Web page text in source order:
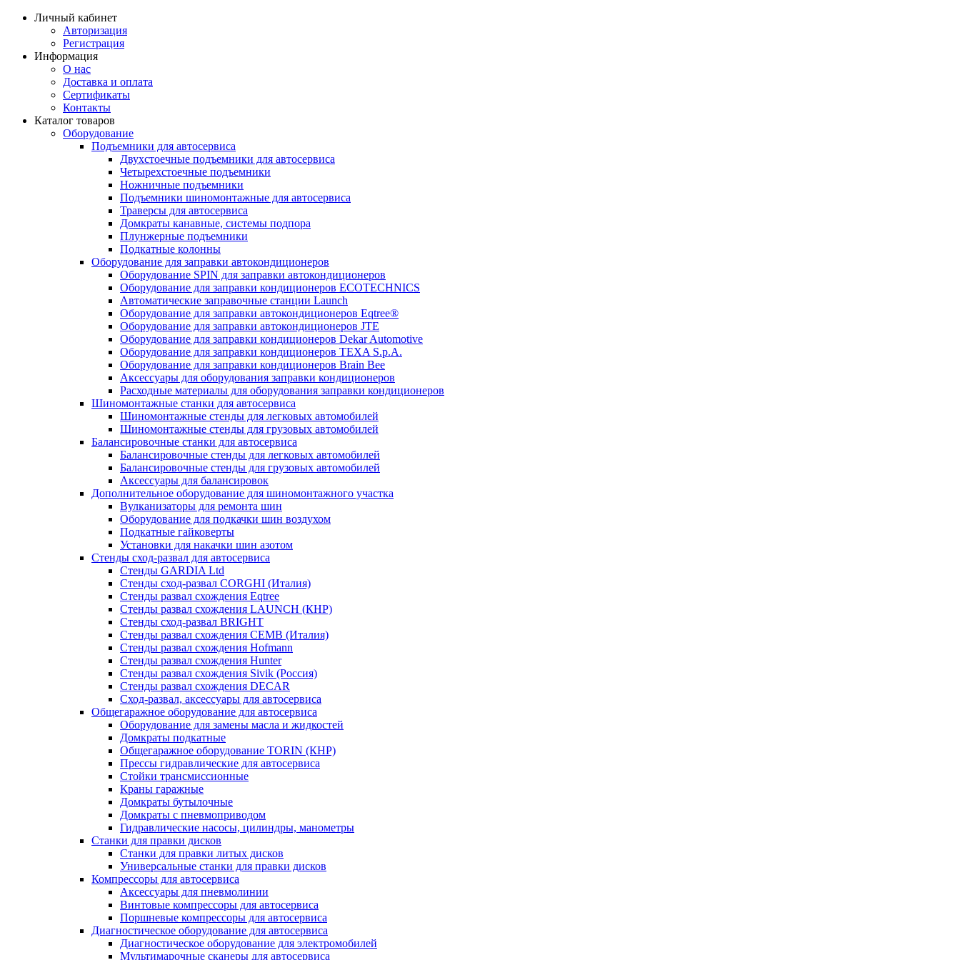
Личный кабинет
Авторизация
Регистрация
Информация
О нас
Доставка и оплата
Сертификаты
Контакты
Каталог товаров
Оборудование
Подъемники для автосервиса
Двухстоечные подъемники для автосервиса
Четырехстоечные подъемники
Ножничные подъемники
Подъемники шиномонтажные для автосервиса
Траверсы для автосервиса
Домкраты канавные, системы подпора
Плунжерные подъемники
Подкатные колонны
Оборудование для заправки автокондиционеров
Оборудование SPIN для заправки автокондиционеров
Оборудование для заправки кондиционеров ECOTECHNICS
Автоматические заправочные станции Launch
Оборудование для заправки автокондиционеров Eqtree®
Оборудование для заправки автокондиционеров JTE
Оборудование для заправки кондиционеров Dekar Automotive
Оборудование для заправки кондиционеров TEXA S.p.A.
Оборудование для заправки кондиционеров Brain Bee
Аксессуары для оборудования заправки кондиционеров
Расходные материалы для оборудования заправки кондиционеров
Шиномонтажные станки для автосервиса
Шиномонтажные стенды для легковых автомобилей
Шиномонтажные стенды для грузовых автомобилей
Балансировочные станки для автосервиса
Балансировочные стенды для легковых автомобилей
Балансировочные стенды для грузовых автомобилей
Аксессуары для балансировок
Дополнительное оборудование для шиномонтажного участка
Вулканизаторы для ремонта шин
Оборудование для подкачки шин воздухом
Подкатные гайковерты
Установки для накачки шин азотом
Стенды сход-развал для автосервиса
Стенды GARDIA Ltd
Стенды сход-развал CORGHI (Италия)
Стенды развал схождения Eqtree
Стенды развал схождения LAUNCH (КНР)
Стенды сход-развал BRIGHT
Стенды развал схождения CEMB (Италия)
Стенды развал схождения Hofmann
Стенды развал схождения Hunter
Стенды развал схождения Sivik (Россия)
Стенды развал схождения DECAR
Сход-развал, аксессуары для автосервиса
Общегаражное оборудование для автосервиса
Оборудование для замены масла и жидкостей
Домкраты подкатные
Общегаражное оборудование TORIN (КНР)
Прессы гидравлические для автосервиса
Стойки трансмиссионные
Краны гаражные
Домкраты бутылочные
Домкраты с пневмоприводом
Гидравлические насосы, цилиндры, манометры
Станки для правки дисков
Станки для правки литых дисков
Универсальные станки для правки дисков
Компрессоры для автосервиса
Аксессуары для пневмолинии
Винтовые компрессоры для автосервиса
Поршневые компрессоры для автосервиса
Диагностическое оборудование для автосервиса
Диагностическое оборудование для электромобилей
Мультимарочные сканеры для автосервиса